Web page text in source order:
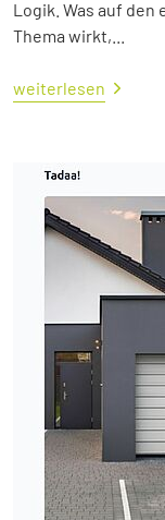
Logik. Was auf
Thema wirkt,...
weiterlesen